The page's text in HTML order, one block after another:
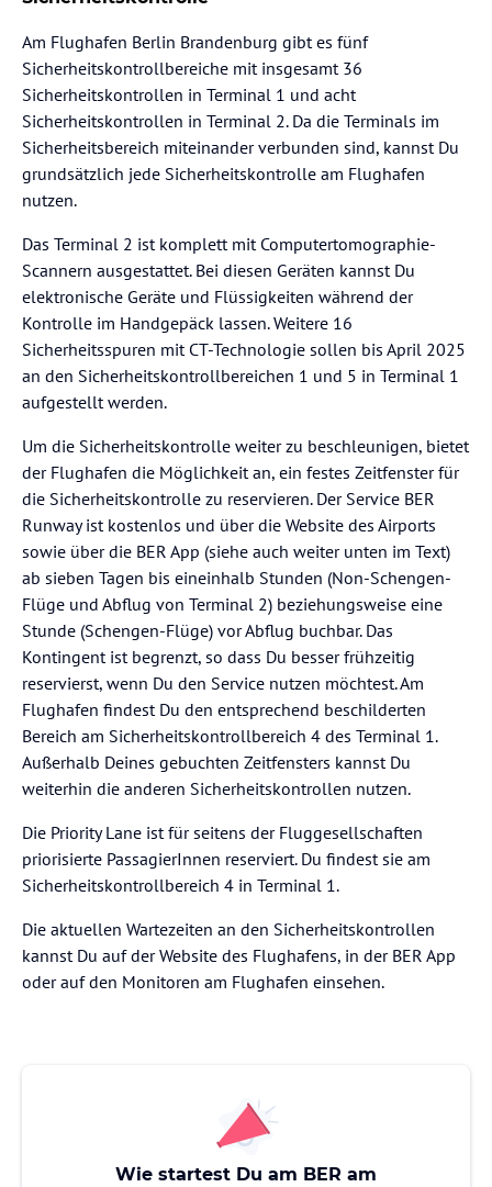
Am Flughafen Berlin Brandenburg gibt es fünf
Sicherheitskontrollbereiche mit insgesamt 36
Sicherheitskontrollen in Terminal 1 und acht
Sicherheitskontrollen in Terminal 2. Da die Terminals im
Sicherheitsbereich miteinander verbunden sind, kannst Du
grundsätzlich jede Sicherheitskontrolle am Flughafen
nutzen.
Das Terminal 2 ist komplett mit Computertomographie-
Scannern ausgestattet. Bei diesen Geräten kannst Du
elektronische Geräte und Flüssigkeiten während der
Kontrolle im Handgepäck lassen. Weitere 16
Sicherheitsspuren mit CT-Technologie sollen bis April 2025
an den Sicherheitskontrollbereichen 1 und 5 in Terminal 1
aufgestellt werden.
Um die Sicherheitskontrolle weiter zu beschleunigen, bietet
der Flughafen die Möglichkeit an, ein festes Zeitfenster für
die Sicherheitskontrolle zu reservieren. Der Service BER
Runway ist kostenlos und über die Website des Airports
sowie über die BER App (siehe auch weiter unten im Text)
ab sieben Tagen bis eineinhalb Stunden (Non-Schengen-
Flüge und Abflug von Terminal 2) beziehungsweise eine
Stunde (Schengen-Flüge) vor Abflug buchbar. Das
Kontingent ist begrenzt, so dass Du besser frühzeitig
reservierst, wenn Du den Service nutzen möchtest. Am
Flughafen findest Du den entsprechend beschilderten
Bereich am Sicherheitskontrollbereich 4 des Terminal 1.
Außerhalb Deines gebuchten Zeitfensters kannst Du
weiterhin die anderen Sicherheitskontrollen nutzen.
Die Priority Lane ist für seitens der Fluggesellschaften
priorisierte PassagierInnen reserviert. Du findest sie am
Sicherheitskontrollbereich 4 in Terminal 1.
Die aktuellen Wartezeiten an den Sicherheitskontrollen
kannst Du auf der Website des Flughafens, in der BER App
oder auf den Monitoren am Flughafen einsehen.
Wie startest Du am BER am